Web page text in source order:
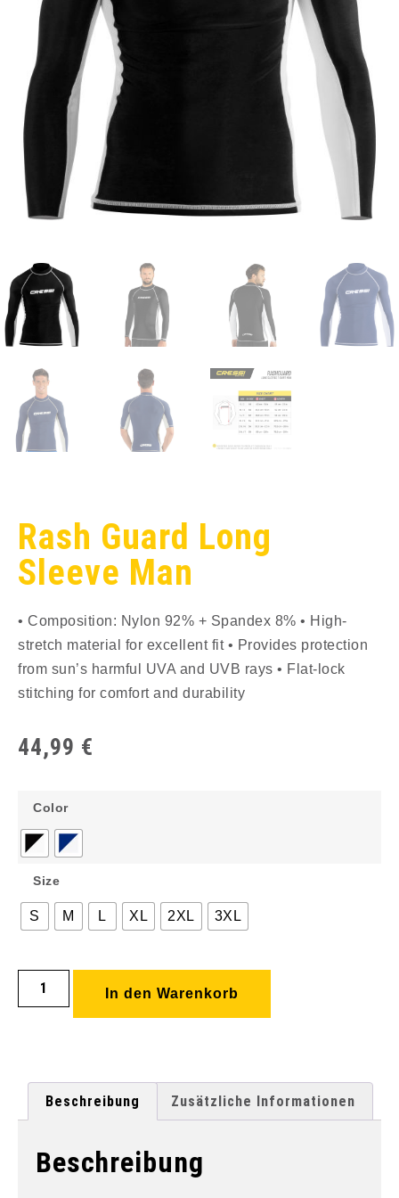
Rash Guard Long
Sleeve Man
• Composition: Nylon 92% + Spandex 8% • High-
stretch material for excellent fit • Provides protection
from sun’s harmful UVA and UVB rays • Flat-lock
stitching for comfort and durability
44,99 €
Color
Size
S M L XL 2XL 3XL
In den Warenkorb
Beschreibung Zusätzliche Informationen
Beschreibung